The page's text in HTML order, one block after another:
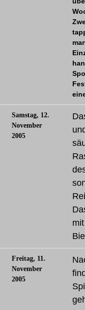
Samstag, 12.
November
2005
Freitag, 11.
November
2005